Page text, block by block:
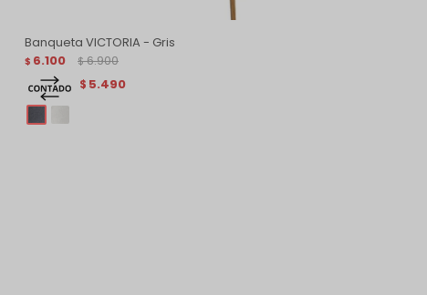
Banqueta VICTORIA - Gris
$ 6.100 $ 6.900
$ 5.490